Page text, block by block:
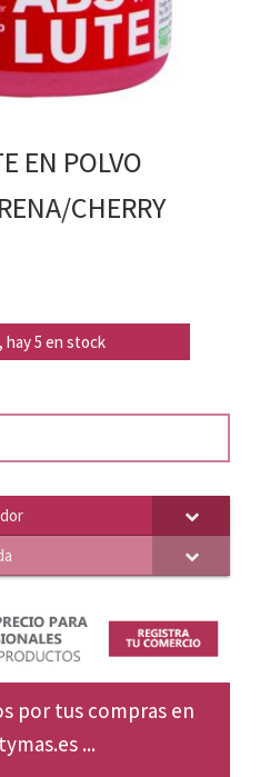
EN POLVO
CHERRY
hay 5 en stock
por tus compras en
...